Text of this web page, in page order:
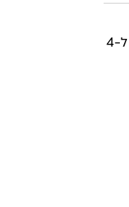
דקות של מופע חי עם המכוניות המהירות בעולם וצוות תוכנית הרכב. התערוכה תתקיים בין ה-1 ל-4